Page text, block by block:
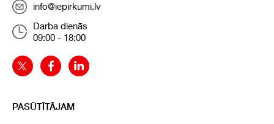
info@iepirkumi.lv
Darba dienās
09:00 - 18:00
PASŪTĪTĀJAM